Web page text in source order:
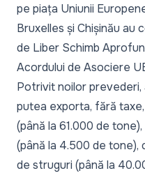
pe piața Uniunii
Bruxelles și Chișinău au
de Liber Schimb
Acordului de Asociere
Potrivit noilor prevederi,
putea exporta, fără taxe
(până la 61.000 de
(până la 4.500 de tone),
de struguri (până la